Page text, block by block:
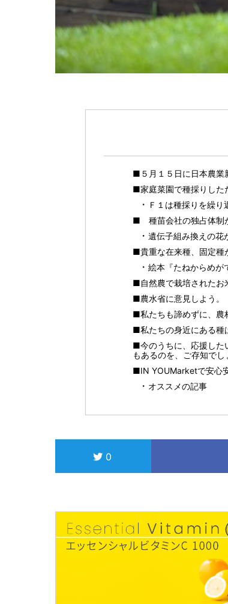
■５月１５日に日本農業
■家庭菜園で種採りした
Ｆ１は種採りを繰り
■ 種苗会社の独占体制
遺伝子組み換えの花
■貴重な在来種、固定種
絵本『たねからめが
■自然農で栽培されたお
■農水省に意見しよう。
■私たちも諦めずに、農
■私たちの身近にある種
■今のうちに、応援した
もあるのを、ご存知でし
■IN YOUMarketで安心
オススメの記事
0